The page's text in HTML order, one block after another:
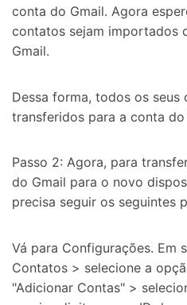
conta do Gmail. Agora
contatos sejam importados
Gmail.
Dessa forma, todos os seus
transferidos para a conta
Passo 2: Agora, para
do Gmail para o novo
precisa seguir os seguintes
Vá para Configurações. Em
Contatos > selecione a
"Adicionar Contas" >